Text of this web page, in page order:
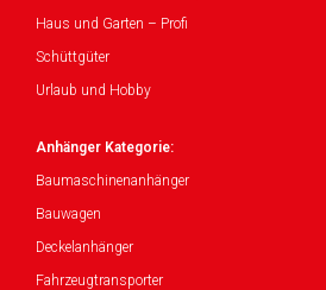
Haus und Garten – Profi
Schüttgüter
Urlaub und Hobby
Anhänger Kategorie:
Baumaschinenanhänger
Bauwagen
Deckelanhänger
Fahrzeugtransporter